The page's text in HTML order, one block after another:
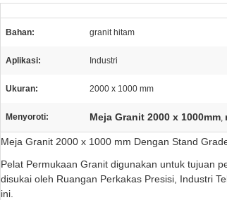
Bahan: granit hitam
Aplikasi: Industri
Ukuran: 2000 x 1000 mm
Menyoroti: Meja Granit 2000 x 1000mm,
Meja Granit 2000 x 1000 mm Dengan Stand
Pelat Permukaan Granit digunakan untuk tujuan
disukai oleh Ruangan Perkakas Presisi, Industri
ini.